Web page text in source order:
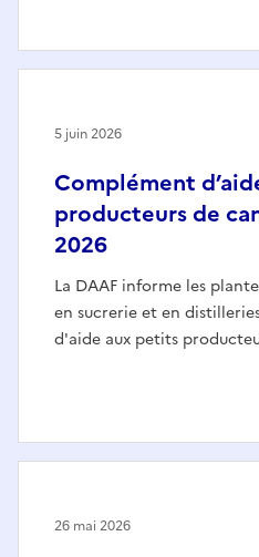
Complément
producteurs de
2026
La DAAF informe les
en sucrerie et en
d'aide aux petits
5 juin 2026
26 mai 2026